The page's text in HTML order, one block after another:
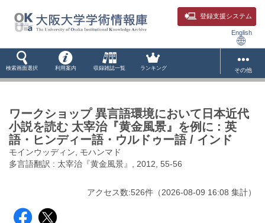
登録支援システム
English
検索画面選択 利用案内 収録雑誌一覧 ランキング その他
ワークショップ 異言語環境において日本近代
小説を読む 太宰治『黄金風景』を例に : 英
語・ヒンディー語・ウルドゥー語 / インド
モインウッディン, モハンマド
多言語翻訳 : 太宰治『黄金風景』, 2012, 55-56
アクセス数:526件 （2026-08-09 16:08 集計）